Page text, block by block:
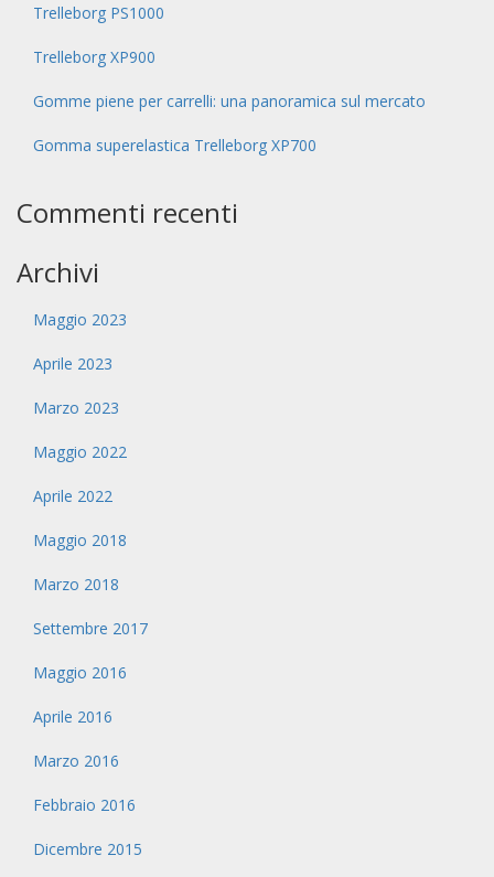
Trelleborg PS1000
Trelleborg XP900
Gomme piene per carrelli: una panoramica sul mercato
Gomma superelastica Trelleborg XP700
Commenti recenti
Archivi
Maggio 2023
Aprile 2023
Marzo 2023
Maggio 2022
Aprile 2022
Maggio 2018
Marzo 2018
Settembre 2017
Maggio 2016
Aprile 2016
Marzo 2016
Febbraio 2016
Dicembre 2015